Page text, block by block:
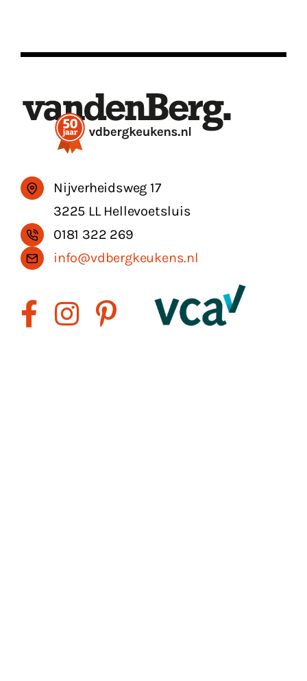
Nijverheidsweg 17
3225 LL Hellevoetsluis
0181 322 269
info@vdbergkeukens.nl